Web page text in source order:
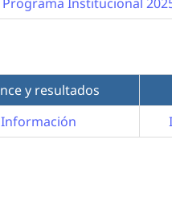
Programa Institucional
y resultados
Información